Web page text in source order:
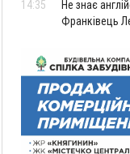
14:35
Не знає
Франківець
14:14
У Ворохті
на лижах,
13:30
ФОТО На
три дні блукав
13:14
Боднар
на атаки на